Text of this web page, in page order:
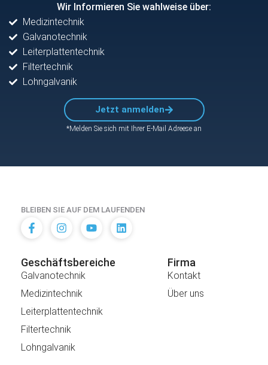
Wir Informieren Sie wahlweise über:
Medizintechnik
Galvanotechnik
Leiterplattentechnik
Filtertechnik
Lohngalvanik
Jetzt anmelden
*Melden Sie sich mit Ihrer E-Mail Adreese an
BLEIBEN SIE AUF DEM LAUFENDEN
Geschäftsbereiche
Galvanotechnik
Medizintechnik
Leiterplattentechnik
Filtertechnik
Lohngalvanik
Firma
Kontakt
Über uns